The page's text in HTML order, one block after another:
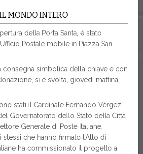
MONDO INTERO
della Porta Santa, è stato
Postale mobile in Piazza San
consegna simbolica della chiave e con
si è svolta, giovedì mattina,
stati il Cardinale Fernando Vérgez
Governatorato dello Stato della Città
Generale di Poste Italiane,
che hanno firmato l’Atto di
ha commissionato il progetto a